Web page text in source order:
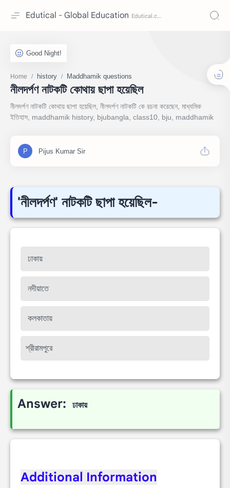
Edutical - Global Education
Home history Maddhamik questions
নীলদর্পণ নাটকটি কোথায় ছাপা হয়েছিল
নীলদর্পণ নাটকটি কোথায় ছাপা হয়েছিল, নীলদর্পণ নাটকটি কে রচনা করেছেন, মাধ্যমিক
ইতিহাস, maddhamik history, bjubangla, class10, bju, maddhamik
'নীলদর্পণ' নাটকটি ছাপা হয়েছিল-
ঢাকায়
নদীয়াতে
কলকাতায়
শ্রীরামপুরে
Answer: ঢাকায়
Additional Information